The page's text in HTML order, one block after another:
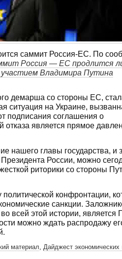
саммит Россия-ЕС. По
Россия — ЕС продлится
участием Владимира Путина
демарша со стороны ЕС,
ситуация на Украине,
подписания соглашения о
отказа является прямое
нашего главы государства, и
России, можно
риторики со стороны
конфронтации,
санкции.
всей этой истории, является
можно ждать распродажу
материал
Дайджест экономических